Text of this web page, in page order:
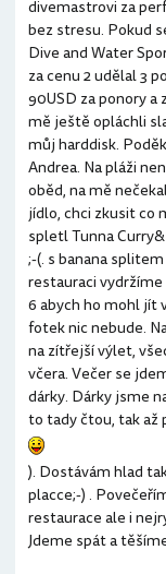
divemastrovi za
bez stresu. Pokud
Dive and Water
za cenu 2 udělal 3
90USD za ponory
mě ještě opláchli
můj harddisk.
Andrea. Na pláži
oběd, na mě
jídlo, chci zkusit co
spletl Tunna
;-(. s banana
restauraci
6 abych ho mohl jít
fotek nic nebude.
na zítřejší výlet,
včera. Večer se
dárky. Dárky jsme
to tady čtou, tak až
). Dostávám hlad
placce;-) .
restaurace ale i
Jdeme spát a